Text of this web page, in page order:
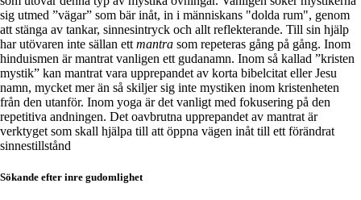
sig utmed ”vägar” som bär inåt, in i människans "dolda rum", genom
att stänga av tankar, sinnesintryck och allt reflekterande. Till sin hjälp
har utövaren inte sällan ett mantra som repeteras gång på gång. Inom
hinduismen är mantrat vanligen ett gudanamn. Inom så kallad ”kristen
mystik” kan mantrat vara upprepandet av korta bibelcitat eller Jesu
namn, mycket mer än så skiljer sig inte mystiken inom kristenheten
från den utanför. Inom yoga är det vanligt med fokusering på den
repetitiva andningen. Det oavbrutna upprepandet av mantrat är
verktyget som skall hjälpa till att öppna vägen inåt till ett förändrat
sinnestillstånd
Sökande efter inre gudomlighet